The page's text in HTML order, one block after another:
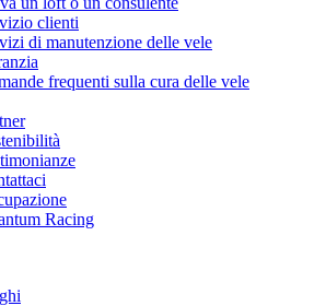
clienti
di manutenzione delle vele
frequenti sulla cura delle vele
Racing